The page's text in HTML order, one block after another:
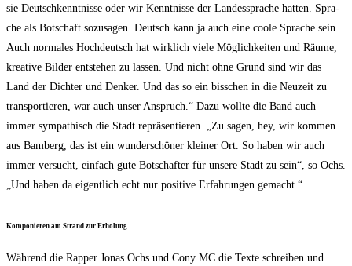
sie Deutsch­kennt­nis­se oder wir Kennt­nis­se der Lan­des­spra­che hat­ten. Spra­
che als Bot­schaft sozu­sa­gen. Deutsch kann ja auch eine coo­le Spra­che sein.
Auch nor­ma­les Hoch­deutsch hat wirk­lich vie­le Mög­lich­kei­ten und Räu­me,
krea­ti­ve Bil­der ent­ste­hen zu las­sen. Und nicht ohne Grund sind wir das
Land der Dich­ter und Den­ker. Und das so ein biss­chen in die Neu­zeit zu
trans­por­tie­ren, war auch unser Anspruch.“ Dazu woll­te die Band auch
immer sym­pa­thisch die Stadt reprä­sen­tie­ren. „Zu sagen, hey, wir kom­men
aus Bam­berg, das ist ein wun­der­schö­ner klei­ner Ort. So haben wir auch
immer ver­sucht, ein­fach gute Bot­schaf­ter für unse­re Stadt zu sein“, so Ochs.
„Und haben da eigent­lich echt nur posi­ti­ve Erfah­run­gen gemacht.“
Kom­po­nie­ren am Strand zur Erholung
Wäh­rend die Rap­per Jonas Ochs und Cony MC die Tex­te schrei­ben und